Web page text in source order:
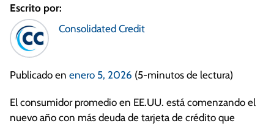
Escrito por:
Consolidated Credit
Publicado en enero 5, 2026 (5-minutos de lectura)
El consumidor promedio en EE.UU. está comenzando el
nuevo año con más deuda de tarjeta de crédito que